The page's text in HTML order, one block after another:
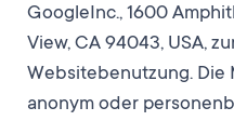
GoogleInc., 1600
View, CA 94043, USA,
Websitebenutzung. Die
anonym oder